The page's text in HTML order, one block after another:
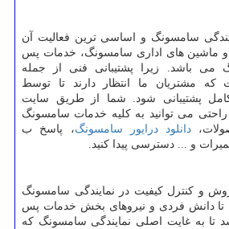
سامسونگ و اساسی ترین فعالیت آن
و ماشین های اداری سامسونگ، خدمات پس
باشد. زیرا پشتیبانی فنی از جمله
که مشتریان ما انتظار دارند تا توسط
پشتیبانی شود. شما از طریق سایت
می توانید به کلیه خدمات سامسونگ
دانلود درایور سامسونگ، پاسخ ب
و ... دسترسی پیدا کنید.
و کنترل کیفیت در نمایندگی سامسونگ
تا دانش فردی و نیروهای بخش خدمات پس
تا به غایت اصلی نمایندگی سامسونگ که